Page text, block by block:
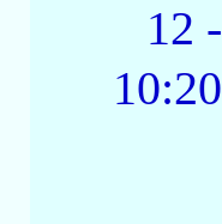
12 -
10:20